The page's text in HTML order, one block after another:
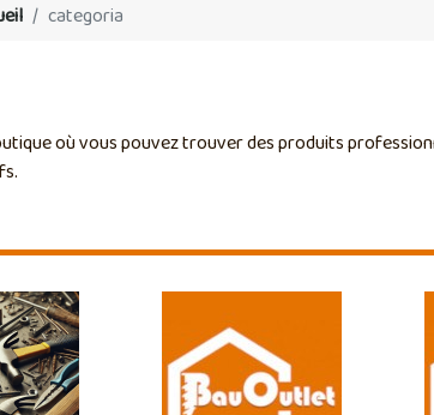
categoria
où vous pouvez trouver des produits